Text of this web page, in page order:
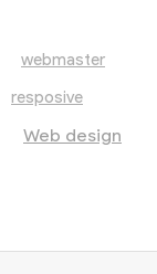
webmaster
resposive
Web design